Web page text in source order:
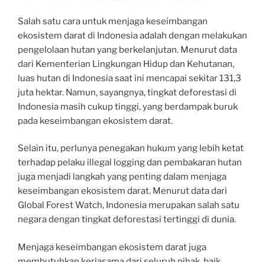
Salah satu cara untuk menjaga keseimbangan
ekosistem darat di Indonesia adalah dengan melakukan
pengelolaan hutan yang berkelanjutan. Menurut data
dari Kementerian Lingkungan Hidup dan Kehutanan,
luas hutan di Indonesia saat ini mencapai sekitar 131,3
juta hektar. Namun, sayangnya, tingkat deforestasi di
Indonesia masih cukup tinggi, yang berdampak buruk
pada keseimbangan ekosistem darat.
Selain itu, perlunya penegakan hukum yang lebih ketat
terhadap pelaku illegal logging dan pembakaran hutan
juga menjadi langkah yang penting dalam menjaga
keseimbangan ekosistem darat. Menurut data dari
Global Forest Watch, Indonesia merupakan salah satu
negara dengan tingkat deforestasi tertinggi di dunia.
Menjaga keseimbangan ekosistem darat juga